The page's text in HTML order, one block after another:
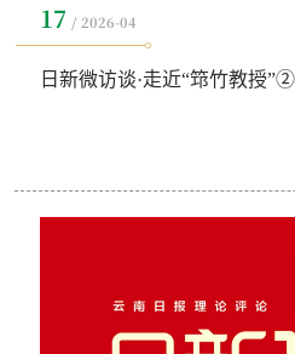
17 2026-04
日新微访谈·走近“筇竹教授